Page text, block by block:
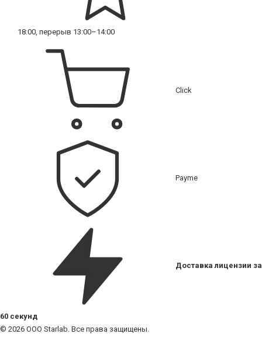
18:00, перерыв 13:00–14:00
Click
Payme
Доставка лицензии за
60 секунд
© 2026 ООО Starlab. Все права защищены.